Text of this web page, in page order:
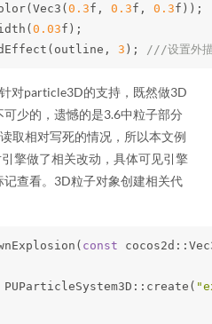
0.3f, 0.3f, 0.3f));
0.03f);
3 ); ///设置外
对particle3D的支持，既然做3D
少的，遗憾的是3.6中粒子部分
取相对写死的情况，所以本文例
擎做了相关改动，具体可见引擎
查看。3D粒子对象创建相关代
const